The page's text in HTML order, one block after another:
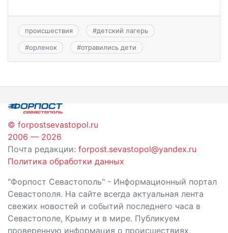
происшествия #детский лагерь
#орленок #отравились дети
© forpostsevastopol.ru
2006 — 2026
Почта редакции: forpost.sevastopol@yandex.ru
Политика обработки данных
"Форпост Севастополь" - Информационный портал
Севастополя. На сайте всегда актуальная лента
свежих новостей и событий последнего часа в
Севастополе, Крыму и в мире. Публикуем
проверенную информация о происшествиях,